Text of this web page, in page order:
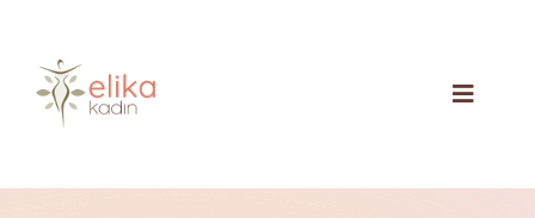
content
Toggle